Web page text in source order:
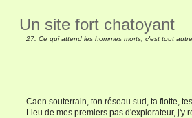
Un site fort chatoyant
27. Ce qui attend les hommes morts, c'est tout
Caen souterrain, ton réseau sud, ta flotte,
Lieu de mes premiers pas d'explorateur, j'y